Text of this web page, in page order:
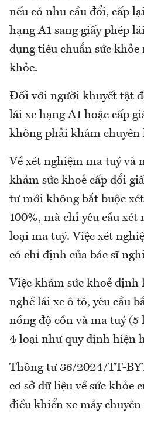
nếu có nhu cầu đổi, cấp
hạng A1 sang giấy phép
dụng tiêu chuẩn sức khỏe
khỏe.
Đối với người khuyết tật
lái xe hạng A1 hoặc cấp
không phải khám chuyên
Về xét nghiệm ma tuý và
khám sức khoẻ cấp đổi
tư mới không bắt buộc
100%, mà chỉ yêu cầu xét
loại ma tuý. Việc xét
có chỉ định của bác sĩ
Việc khám sức khoẻ định
nghề lái xe ô tô, yêu cầu
nồng độ cồn và ma tuý (5
4 loại như quy định hiện
Thông tư 36/2024/TT-
cơ sở dữ liệu về sức khỏe
điều khiển xe máy chuyên